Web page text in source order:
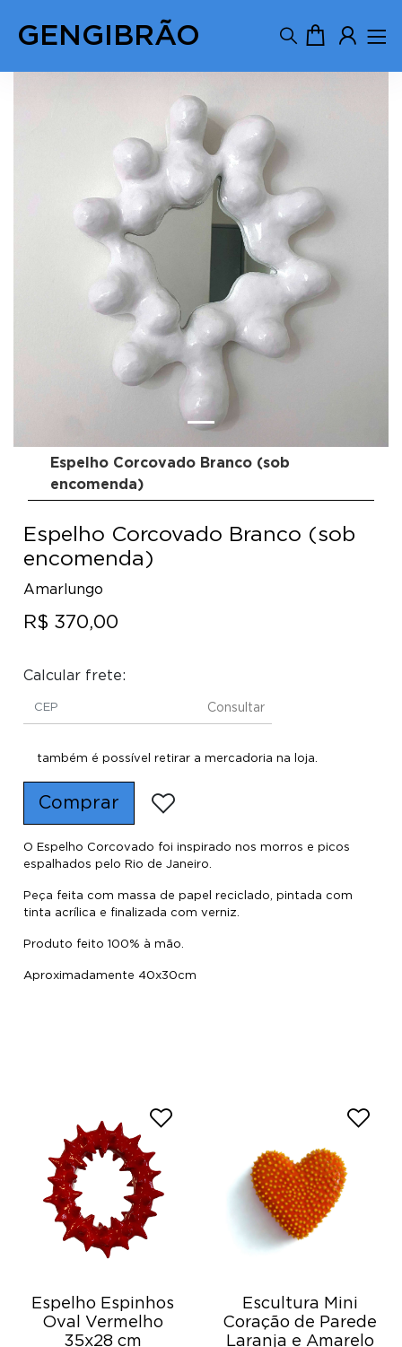
GENGIBRÃO
Espelho Corcovado Branco (sob
encomenda)
Espelho Corcovado Branco (sob
encomenda)
Amarlungo
R$ 370,00
Calcular frete:
Consultar
também é possível retirar a mercadoria na loja.
Comprar
O Espelho Corcovado foi inspirado nos morros e picos
espalhados pelo Rio de Janeiro.
Peça feita com massa de papel reciclado, pintada com
tinta acrílica e finalizada com verniz.
Produto feito 100% à mão.
Aproximadamente 40x30cm
Espelho Espinhos
Oval Vermelho
35x28 cm
Escultura Mini
Coração de Parede
Laranja e Amarelo